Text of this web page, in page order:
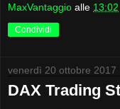
MaxVantaggio alle 13:02
Condividi
venerdì 20 ottobre 2017
DAX Trading